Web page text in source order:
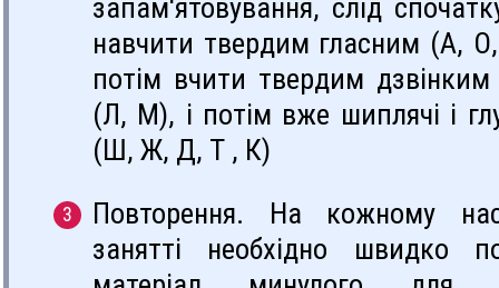
запам'ятовування, слід
навчити твердим гласним (А,
потім вчити твердим
(Л, М), і потім вже шиплячі і
(Ш, Ж, Д, Т , К)
Повторення. На кожному
занятті необхідно швидко